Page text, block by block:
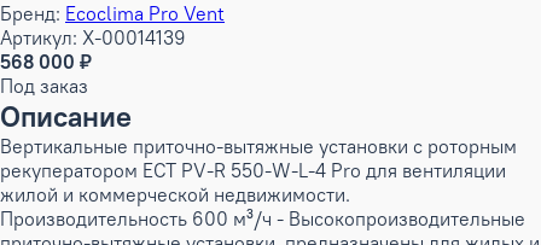
Бренд: Ecoclima Pro Vent
Артикул: X-00014139
568 000 ₽
Под заказ
Описание
Вертикальные приточно-вытяжные установки с роторным
рекуператором ECT PV-R 550-W-L-4 Pro для вентиляции
жилой и коммерческой недвижимости.
Производительность 600 м³/ч - Высокопроизводительные